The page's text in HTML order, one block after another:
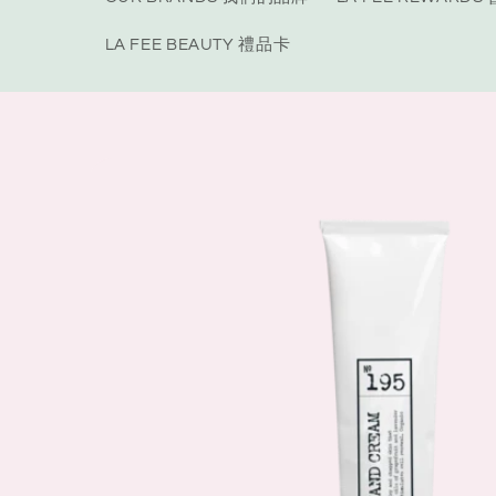
LA FEE BEAUTY 禮品卡